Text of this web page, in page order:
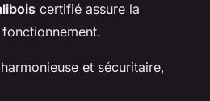
certifié assure la
et sécuritaire,